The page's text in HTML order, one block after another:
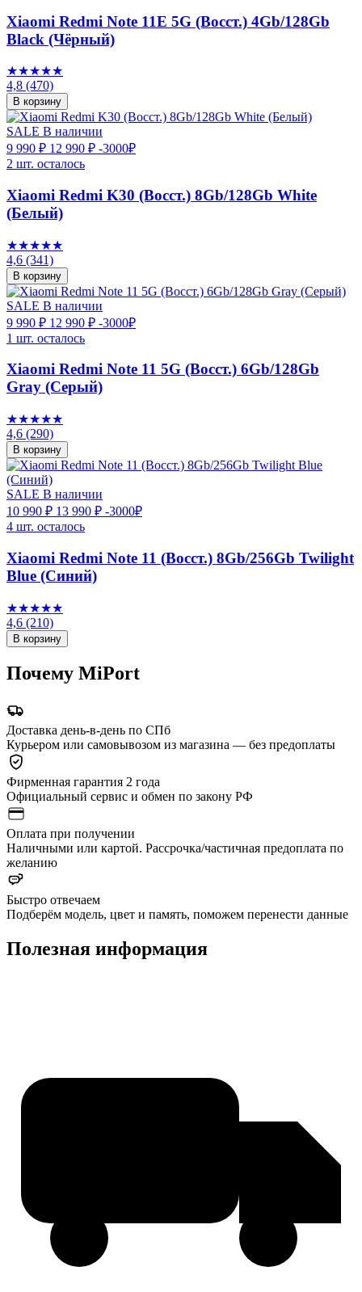
Xiaomi Redmi Note 11E 5G (Восст.) 4Gb/128Gb
Black (Чёрный)
★★★★★
4,8 (470)
В корзину
SALE В наличии
9 990 ₽ 12 990 ₽ -3000₽
2 шт. осталось
Xiaomi Redmi K30 (Восст.) 8Gb/128Gb White
(Белый)
★★★★★
4,6 (341)
В корзину
SALE В наличии
9 990 ₽ 12 990 ₽ -3000₽
1 шт. осталось
Xiaomi Redmi Note 11 5G (Восст.) 6Gb/128Gb
Gray (Серый)
★★★★★
4,6 (290)
В корзину
SALE В наличии
10 990 ₽ 13 990 ₽ -3000₽
4 шт. осталось
Xiaomi Redmi Note 11 (Восст.) 8Gb/256Gb Twilight
Blue (Синий)
★★★★★
4,6 (210)
В корзину
Почему MiPort
Доставка день-в-день по СПб
Курьером или самовывозом из магазина — без предоплаты
Фирменная гарантия 2 года
Официальный сервис и обмен по закону РФ
Оплата при получении
Наличными или картой. Рассрочка/частичная предоплата по
желанию
Быстро отвечаем
Подберём модель, цвет и память, поможем перенести данные
Полезная информация